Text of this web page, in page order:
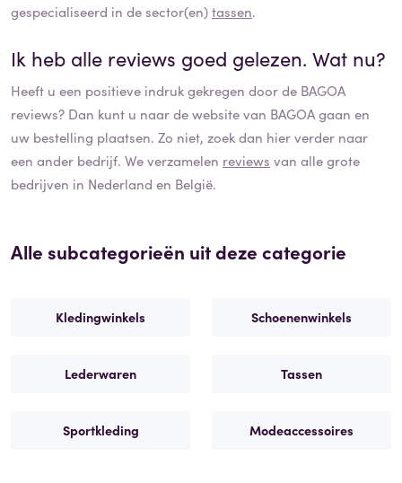
gespecialiseerd in de sector(en)tassen.
Ik heb alle reviews goed gelezen. Wat nu?
Heeft u een positieve indruk gekregen door de BAGOA
reviews? Dan kunt u naar de website van BAGOAgaan en
uw bestelling plaatsen. Zo niet, zoek dan hier verder naar
een ander bedrijf. We verzamelen reviews van alle grote
bedrijven in Nederland en België.
Alle subcategorieën uit deze categorie
Kledingwinkels Schoenenwinkels
Lederwaren Tassen
Sportkleding Modeaccessoires